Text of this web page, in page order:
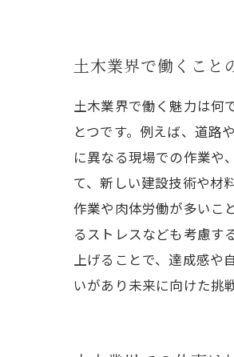
土木業界で働くこと
土木業界で働く魅力は何
とつです。例えば、道路
に異なる現場での作業や
て、新しい建設技術や材
作業や肉体労働が多いこ
るストレスなども考慮す
上げることで、達成感や
いがあり未来に向けた挑